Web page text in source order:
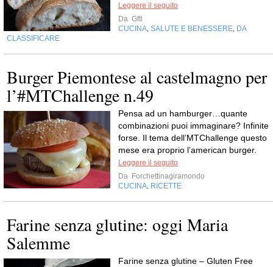
Leggere il seguito
Da Gftl
CUCINA SALUTE E BENESSERE DA
CLASSIFICARE
Burger Piemontese al castelmagno per
l’#MTChallenge n.49
Pensa ad un hamburger…quante
combinazioni puoi immaginare? Infinite
forse. Il tema dell’MTChallenge questo
mese era proprio l’american burger.
Leggere il seguito
Da Forchettinagiramondo
CUCINA RICETTE
Farine senza glutine: oggi Maria
Salemme
Farine senza glutine – Gluten Free